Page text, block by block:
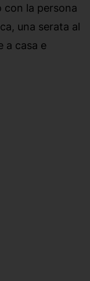
la persona
una serata al
a casa e